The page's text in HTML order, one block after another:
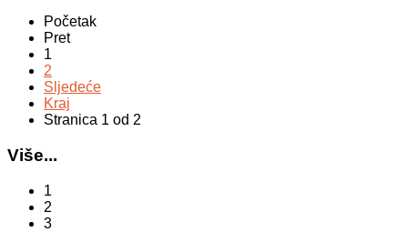
Početak
Pret
1
2
Sljedeće
Kraj
Stranica 1 od 2
Više...
1
2
3